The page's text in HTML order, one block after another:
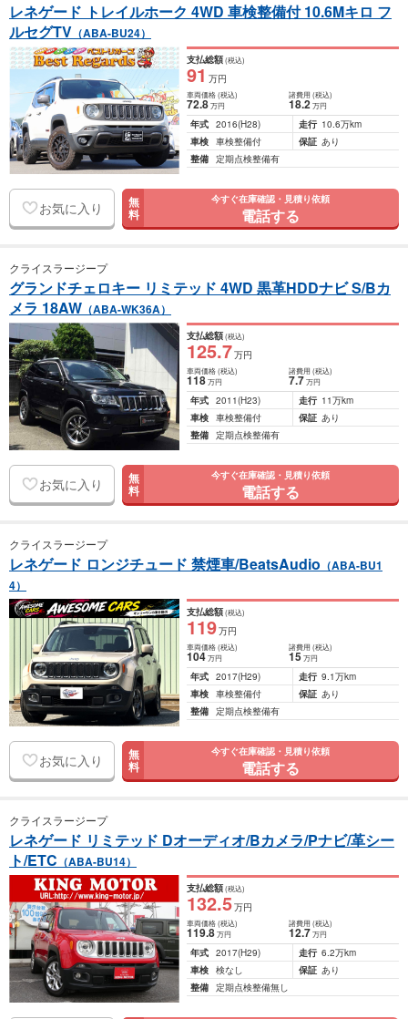
レネゲード トレイルホーク 4WD 車検整備付 10.6Mキロ フ
ルセグTV （ABA-BU24）
支払総額(税込)
91 万円
車両価格(税込)
72.8万円
諸費用 (税込)
18.2 万円
年式 2016(H28) 走行 10.6万km
車検 車検整備付 保証 あり
整備 定期点検整備有
お気に入り 無
料
今すぐ在庫確認・見積り依頼
電話する
クライスラージープ
グランドチェロキー リミテッド 4WD 黒革HDDナビ S/Bカ
メラ 18AW （ABA-WK36A）
支払総額(税込)
125.7万円
車両価格(税込)
118万円
諸費用 (税込)
7.7 万円
年式 2011(H23) 走行 11万km
車検 車検整備付 保証 あり
整備 定期点検整備有
お気に入り 無
料
今すぐ在庫確認・見積り依頼
電話する
クライスラージープ
レネゲード ロンジチュード 禁煙車/BeatsAudio （ABA-BU1
4）
支払総額(税込)
119万円
車両価格(税込)
104万円
諸費用 (税込)
15 万円
年式 2017(H29) 走行 9.1万km
車検 車検整備付 保証 あり
整備 定期点検整備有
お気に入り 無
料
今すぐ在庫確認・見積り依頼
電話する
クライスラージープ
レネゲード リミテッド Dオーディオ/Bカメラ/Pナビ/革シー
ト/ETC （ABA-BU14）
支払総額(税込)
132.5万円
車両価格(税込)
119.8万円
諸費用 (税込)
12.7 万円
年式 2017(H29) 走行 6.2万km
車検 検なし 保証 あり
整備 定期点検整備無し